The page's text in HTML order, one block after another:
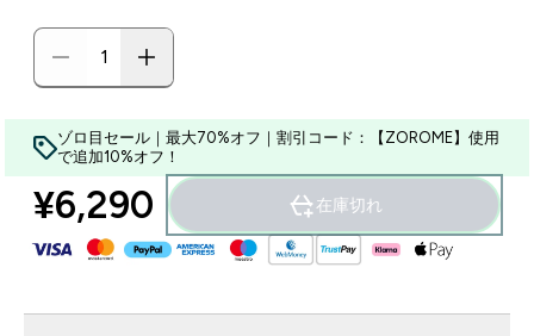
ゾロ目セール｜最大70%オフ｜割引コード：【ZOROME】使用
で追加10%オフ！
¥6,290‎ 在庫切れ